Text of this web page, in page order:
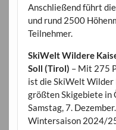
Anschließend führt
und rund 2500
Teilnehmer.
SkiWelt Wildere
Soll (Tirol) – Mit 275
ist die SkiWelt
größten Skigebiete in
Samstag, 7.
Wintersaison 2024/